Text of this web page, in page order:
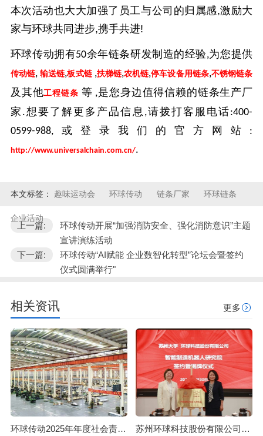
本次活动也大大加强了员工与公司的归属感,激励大
家与环球共同进步,携手共进!
环球传动拥有 50余年链条研发制造的经验,为您提供
传动链, 输送链,板式链 ,扶梯链,农机链,停车设备用链条,不锈钢链条
及其他工程链条 等 ,是您身边值得信赖的链条生产厂
家.想要了解更多产品信息,请拨打客服电话:400-
0599-988,或登录我们的官方网站:
http://www.universalchain.com.cn/.
本文标签： 趣味运动会 环球传动 链条厂家 环球链条
企业活动
上一篇:
环球传动开展“加强消防安全、强化消防意识”主题
宣讲演练活动
下一篇:
环球传动“AI赋能 企业数智化转型”论坛会暨签约
仪式圆满举行"
相关资讯 更多
环球传动2025年年度社会责任报告 苏州环球科技股份有限公司与苏州大学共建智能制造机器人研究院